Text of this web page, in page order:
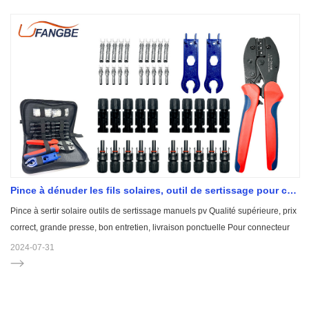
Pince à dénuder les fils solaires, outil de sertissage pour câbles PV 2.5/4/6 mm2
Pince à sertir solaire outils de sertissage manuels pv Qualité supérieure, prix
correct, grande presse, bon entretien, livraison ponctuelle Pour connecteur
de type prise ouverte non isolé
2024-07-31